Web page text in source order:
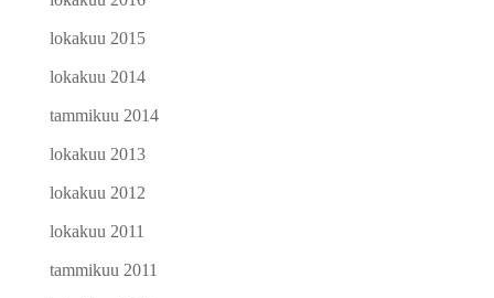
lokakuu 2015
lokakuu 2014
tammikuu 2014
lokakuu 2013
lokakuu 2012
lokakuu 2011
tammikuu 2011